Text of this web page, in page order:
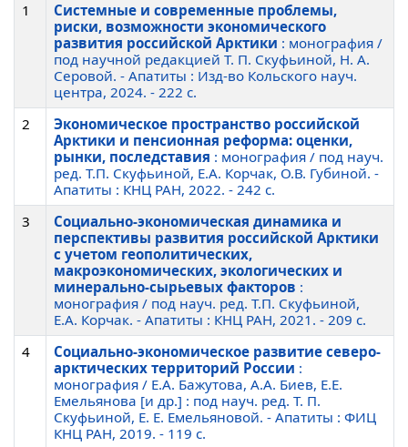
1
Системные и современные проблемы,
риски, возможности экономического
развития российской Арктики : монография /
под научной редакцией Т. П. Скуфьиной, Н. А.
Серовой. - Апатиты : Изд-во Кольского науч.
центра, 2024. - 222 c.
2
Экономическое пространство российской
Арктики и пенсионная реформа: оценки,
рынки, последставия : монография / под науч.
ред. Т.П. Скуфьиной, Е.А. Корчак, О.В. Губиной. -
Апатиты : КНЦ РАН, 2022. - 242 c.
3
Социально-экономическая динамика и
перспективы развития российской Арктики
с учетом геополитических,
макроэкономических, экологических и
минерально-сырьевых факторов :
монография / под науч. ред. Т.П. Скуфьиной,
Е.А. Корчак. - Апатиты : КНЦ РАН, 2021. - 209 c.
4
Социально-экономическое развитие северо-
арктических территорий России :
монография / Е.А. Бажутова, А.А. Биев, Е.Е.
Емельянова [и др.] : под науч. ред. Т. П.
Скуфьиной, Е. Е. Емельяновой. - Апатиты : ФИЦ
КНЦ РАН, 2019. - 119 c.